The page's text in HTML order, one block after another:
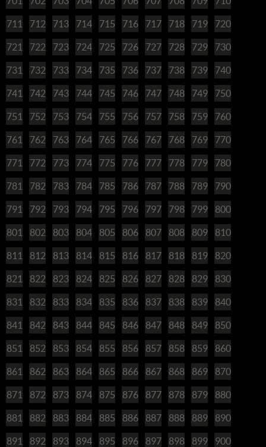
711 712 713 714 715 716 717 718 719 720
721 722 723 724 725 726 727 728 729 730
731 732 733 734 735 736 737 738 739 740
741 742 743 744 745 746 747 748 749 750
751 752 753 754 755 756 757 758 759 760
761 762 763 764 765 766 767 768 769 770
771 772 773 774 775 776 777 778 779 780
781 782 783 784 785 786 787 788 789 790
791 792 793 794 795 796 797 798 799 800
801 802 803 804 805 806 807 808 809 810
811 812 813 814 815 816 817 818 819 820
821 822 823 824 825 826 827 828 829 830
831 832 833 834 835 836 837 838 839 840
841 842 843 844 845 846 847 848 849 850
851 852 853 854 855 856 857 858 859 860
861 862 863 864 865 866 867 868 869 870
871 872 873 874 875 876 877 878 879 880
881 882 883 884 885 886 887 888 889 890
891 892 893 894 895 896 897 898 899 900